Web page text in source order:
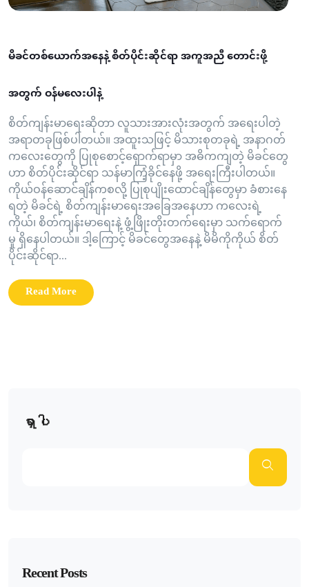
မိခင်တစ်ယောက်အနေနဲ့ စိတ်ပိုင်းဆိုင်ရာ အကူအညီ တောင်းဖို့
အတွက် ဝန်မလေးပါနဲ့
စိတ်ကျန်းမာရေးဆိုတာ လူသားအားလုံးအတွက် အရေးပါတဲ့
အရာတခုဖြစ်ပါတယ်။ အထူးသဖြင့် မိသားစုတခုရဲ့ အနာဂတ်
ကလေးတွေကို ပြုစုစောင့်ရှောက်ရာမှာ အဓိကကျတဲ့ မိခင်တွေ
ဟာ စိတ်ပိုင်းဆိုင်ရာ သန်မာကြံ့ခိုင်နေဖို့ အရေးကြီးပါတယ်။
ကိုယ်ဝန်ဆောင်ချိန်ကစလို့ ပြုစုပျိုးထောင်ချိန်တွေမှာ ခံစားနေ
ရတဲ့ မိခင်ရဲ့ စိတ်ကျန်းမာရေးအခြေအနေဟာ ကလေးရဲ့
ကိုယ်၊ စိတ်ကျန်းမာရေးနဲ့ ဖွံ့ဖြိုးတိုးတက်ရေးမှာ သက်ရောက်
မှု ရှိနေပါတယ်။ ဒါ့ကြောင့် မိခင်တွေအနေနဲ့ မိမိကိုကိုယ် စိတ်
ပိုင်းဆိုင်ရာ...
Read More
ရှာပါ
Recent Posts